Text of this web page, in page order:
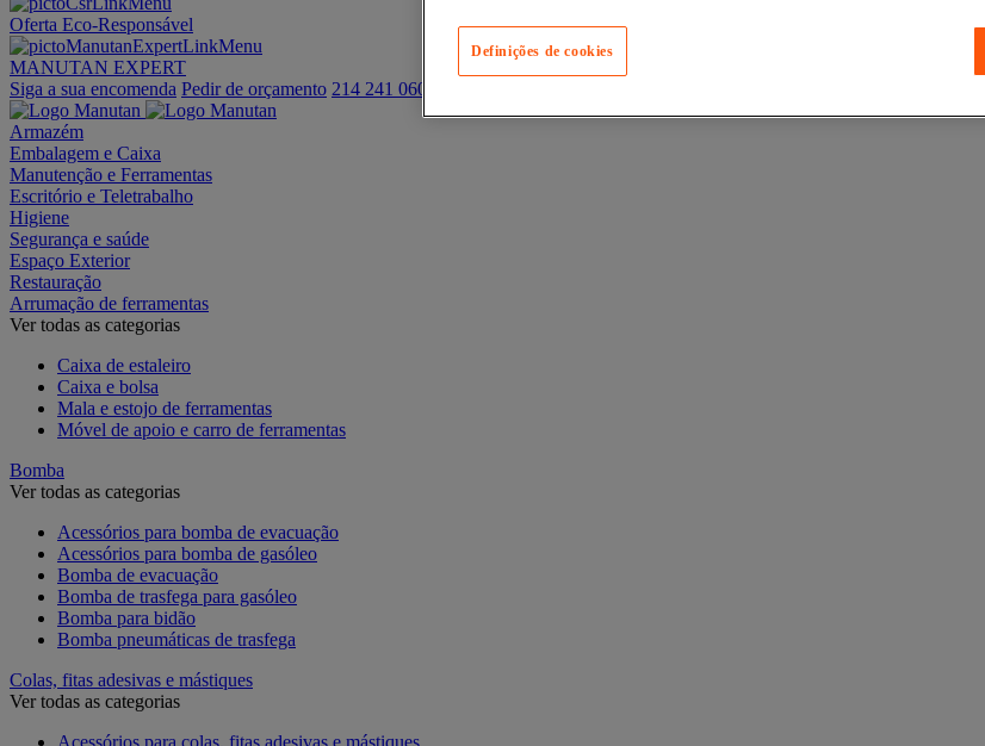
Oferta Eco-Responsável
MANUTAN EXPERT
Siga a sua encomenda Pedir de orçamento 214 241 060
Armazém
Embalagem e Caixa
Manutenção e Ferramentas
Escritório e Teletrabalho
Higiene
Segurança e saúde
Espaço Exterior
Restauração
Arrumação de ferramentas
Ver todas as categorias
Caixa de estaleiro
Caixa e bolsa
Mala e estojo de ferramentas
Móvel de apoio e carro de ferramentas
Bomba
Ver todas as categorias
Acessórios para bomba de evacuação
Acessórios para bomba de gasóleo
Bomba de evacuação
Bomba de trasfega para gasóleo
Bomba para bidão
Bomba pneumáticas de trasfega
Colas, fitas adesivas e mástiques
Ver todas as categorias
Acessórios para colas, fitas adesivas e mástiques
Definições de cookies